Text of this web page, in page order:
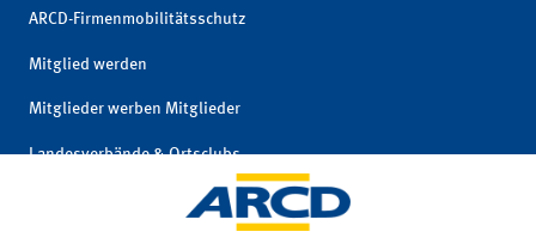
ARCD-Firmenmobilitätsschutz
Mitglied werden
Mitglieder werben Mitglieder
Landesverbände & Ortsclubs
Mitgliedschaft kündigen